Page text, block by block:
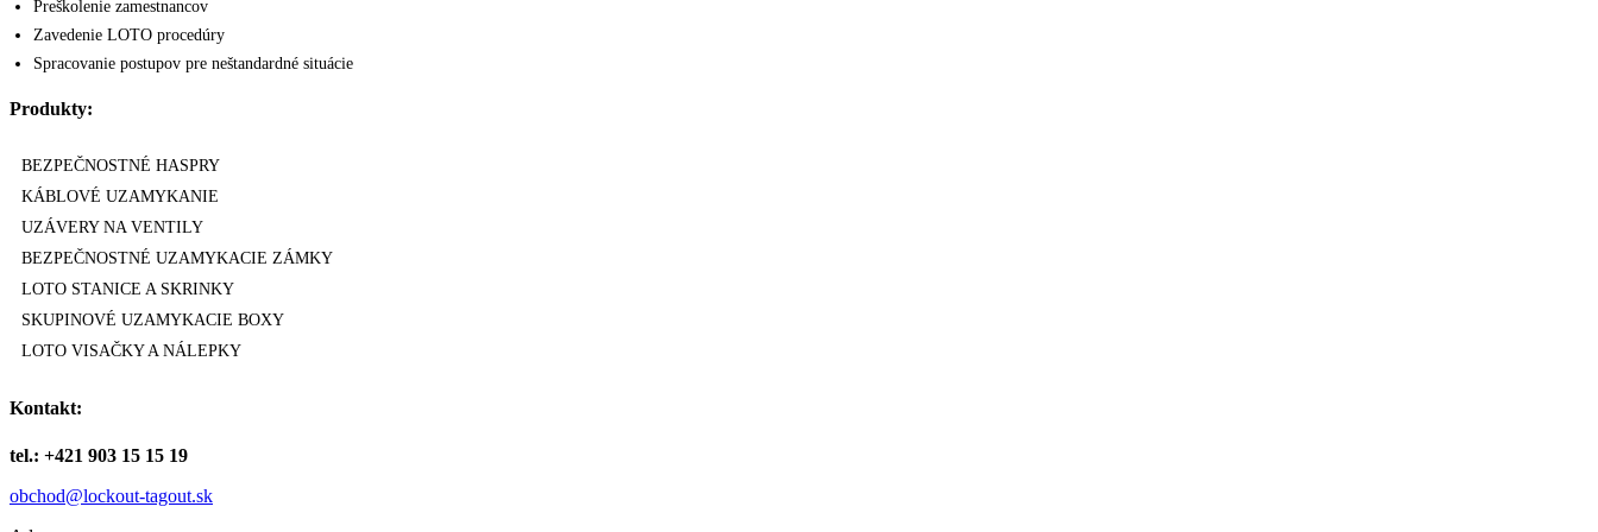
Preškolenie zamestnancov
Zavedenie LOTO procedúry
Spracovanie postupov pre neštandardné situácie
Produkty:
BEZPEČNOSTNÉ HASPRY
KÁBLOVÉ UZAMYKANIE
UZÁVERY NA VENTILY
BEZPEČNOSTNÉ UZAMYKACIE ZÁMKY
LOTO STANICE A SKRINKY
SKUPINOVÉ UZAMYKACIE BOXY
LOTO VISAČKY A NÁLEPKY
Kontakt:
tel.: +421 903 15 15 19
obchod@lockout-tagout.sk